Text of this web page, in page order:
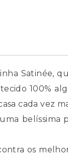
Satinée,
100%
cada vez
os